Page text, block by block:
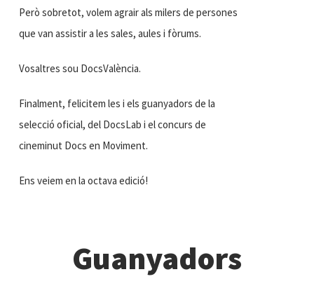
Però sobretot, volem agrair als milers de persones
que van assistir a les sales, aules i fòrums.
Vosaltres sou DocsValència.
Finalment, felicitem les i els guanyadors de la
selecció oficial, del DocsLab i el concurs de
cineminut Docs en Moviment.
Ens veiem en la octava edició!
Guanyadors